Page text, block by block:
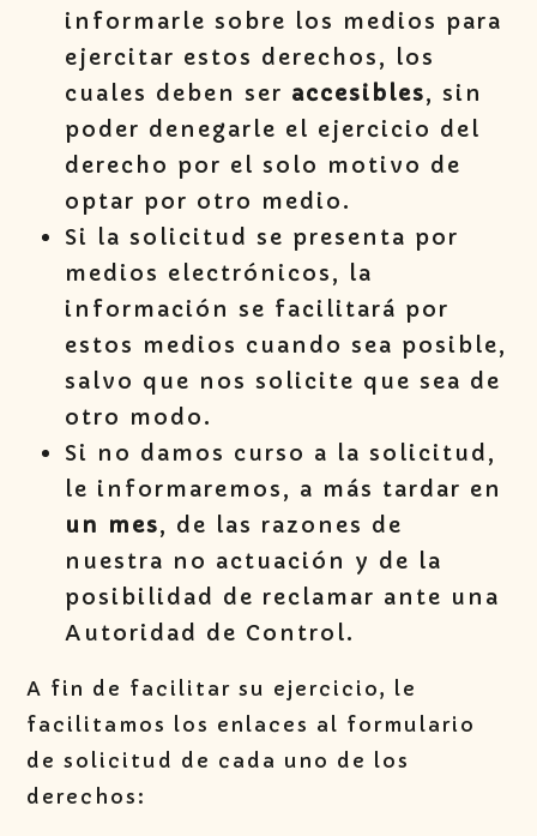
informarle sobre los medios para
ejercitar estos derechos, los
cuales deben ser accesibles, sin
poder denegarle el ejercicio del
derecho por el solo motivo de
optar por otro medio.
Si la solicitud se presenta por
medios electrónicos, la
información se facilitará por
estos medios cuando sea posible,
salvo que nos solicite que sea de
otro modo.
Si no damos curso a la solicitud,
le informaremos, a más tardar en
un mes, de las razones de
nuestra no actuación y de la
posibilidad de reclamar ante una
Autoridad de Control.
A fin de facilitar su ejercicio, le
facilitamos los enlaces al formulario
de solicitud de cada uno de los
derechos: